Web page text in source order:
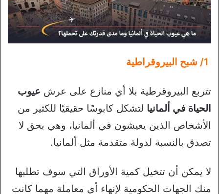
1/ شبح البيروقراطية
تتربع البيروقرطية بلا أي منازع على عرش عيوب
الحياة في ألمانيا لتشكل كابوسًا حقيقيًا للكثير من
الأشخاص الذين يعيشون في ألمانيا، وهي بحق لا
تصدق بالنسبة لدولة متقدمة مثل ألمانيا.
لا يمكن أن تتخيل كمية الأوراق التي سوف تطلبها
منك الجهات الحكومية لإنهاء أي معاملة مهما كانت